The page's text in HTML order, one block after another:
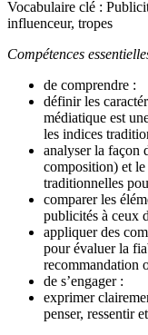
Vocabulaire clé :
influenceur, tropes
Compétences
de comprendre :
définir les
médiatique est
les indices
analyser la façon
composition) et le
traditionnelles
comparer les
publicités à ceux
appliquer des
pour évaluer la
recommandation
de s’engager :
exprimer
penser, ressentir